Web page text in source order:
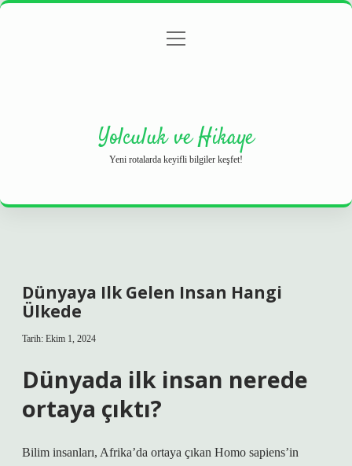
Gizlilik Politikası
menüyü
Yolculuk ve Hikaye
Yeni rotalarda keyifli bilgiler keşfet!
Dünyaya Ilk Gelen Insan Hangi
Ülkede
Tarih: Ekim 1, 2024
Dünyada ilk insan nerede
ortaya çıktı?
Bilim insanları, Afrika’da ortaya çıkan Homo sapiens’in